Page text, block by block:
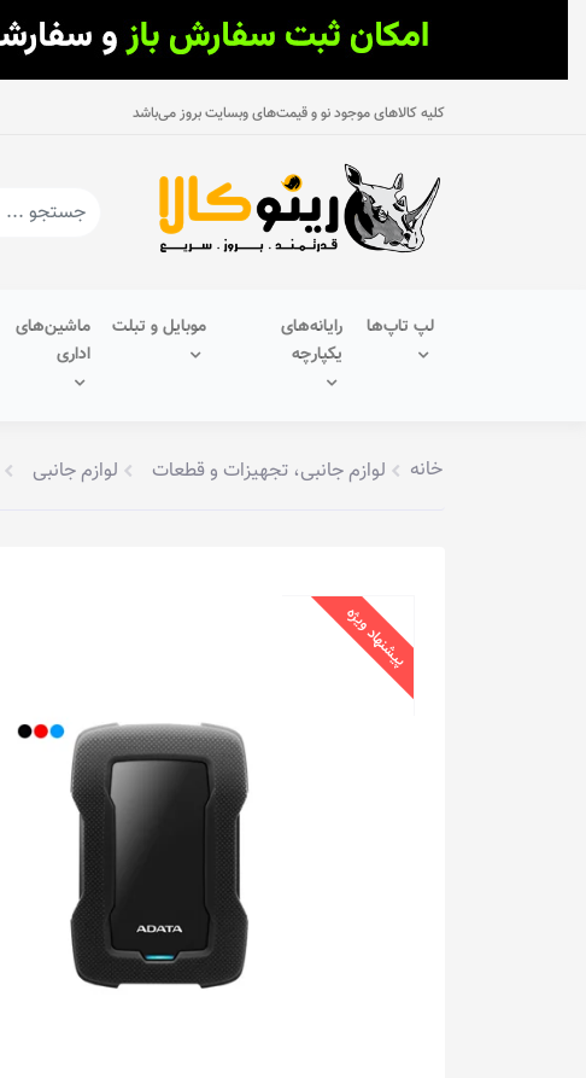
کلیه کالاهای موجود نو و قیمت‌های وبسایت بروز می‌باشد
لپ تاپ‌ها
رایانه‌های
یکپارچه
موبایل و تبلت
ماشین‌های
اداری
خانه لوازم جانبی، تجهیزات و قطعات لوازم جانبی
پیشنهاد ویژه